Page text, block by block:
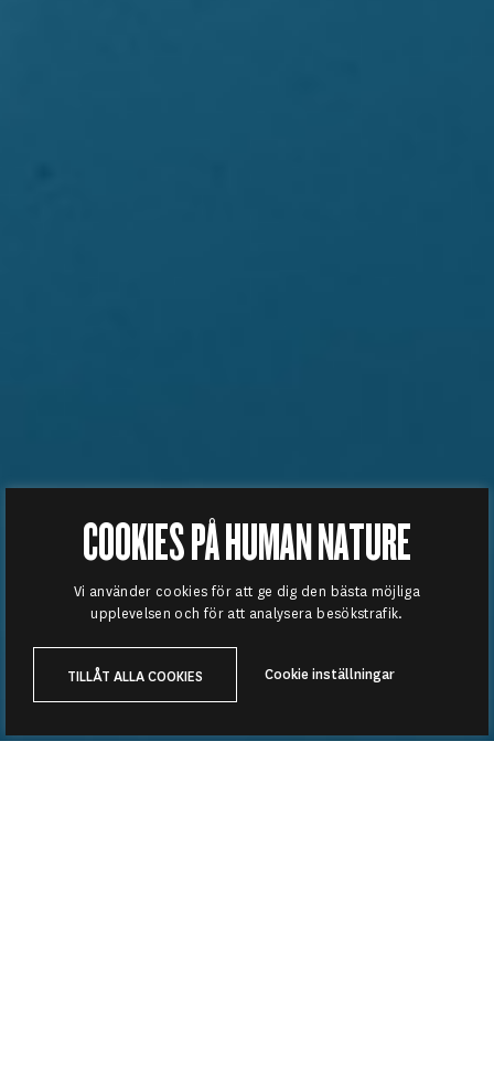
COOKIES PÅ HUMAN NATURE
Vi använder cookies för att ge dig den bästa möjliga
upplevelsen och för att analysera besökstrafik.
TILLÅT ALLA COOKIES Cookie inställningar